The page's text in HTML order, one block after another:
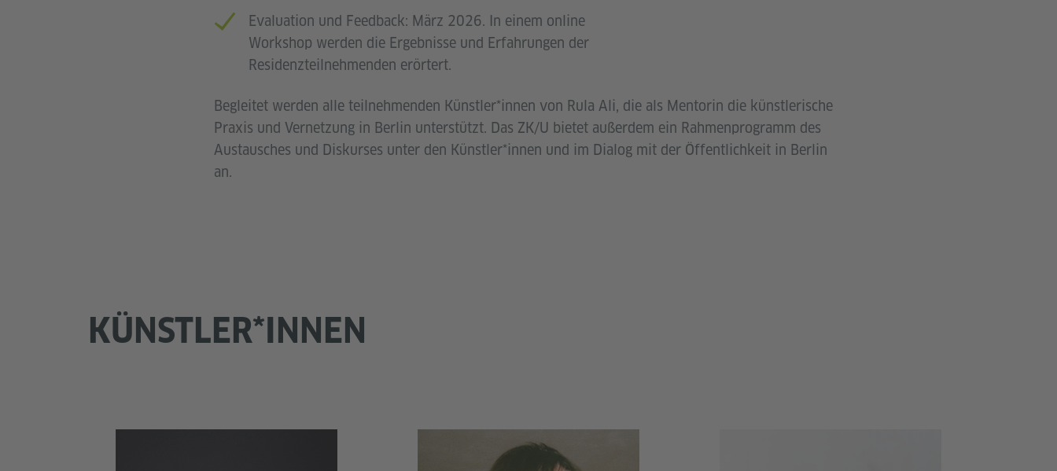
Evaluation und Feedback: März 2026. In einem online
Workshop werden die Ergebnisse und Erfahrungen der
Residenzteilnehmenden erörtert.
Begleitet werden alle teilnehmenden Künstler*innen von Rula Ali, die als Mentorin die künstlerische
Praxis und Vernetzung in Berlin unterstützt. Das ZK/U bietet außerdem ein Rahmenprogramm des
Austausches und Diskurses unter den Künstler*innen und im Dialog mit der Öffentlichkeit in Berlin
an.
KÜNSTLER*INNEN